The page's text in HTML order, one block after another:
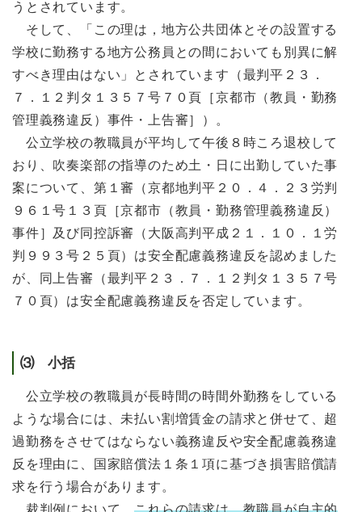
うとされています。
そして、「この理は，地方公共団体とその設置する
学校に勤務する地方公務員との間においても別異に解
すべき理由はない」とされています（最判平２３．
７．１２判タ１３５７号７０頁［京都市（教員・勤務
管理義務違反）事件・上告審］）。
公立学校の教職員が平均して午後８時ころ退校して
おり、吹奏楽部の指導のため土・日に出勤していた事
案について、第１審（京都地判平２０．４．２３労判
９６１号１３頁［京都市（教員・勤務管理義務違反）
事件］及び同控訴審（大阪高判平成２１．１０．１労
判９９３号２５頁）は安全配慮義務違反を認めました
が、同上告審（最判平２３．７．１２判タ１３５７号
７０頁）は安全配慮義務違反を否定しています。
⑶ 小括
公立学校の教職員が長時間の時間外勤務をしている
ような場合には、未払い割増賃金の請求と併せて、超
過勤務をさせてはならない義務違反や安全配慮義務違
反を理由に、国家賠償法１条１項に基づき損害賠償請
求を行う場合があります。
裁判例において、これらの請求は、教職員が自主的